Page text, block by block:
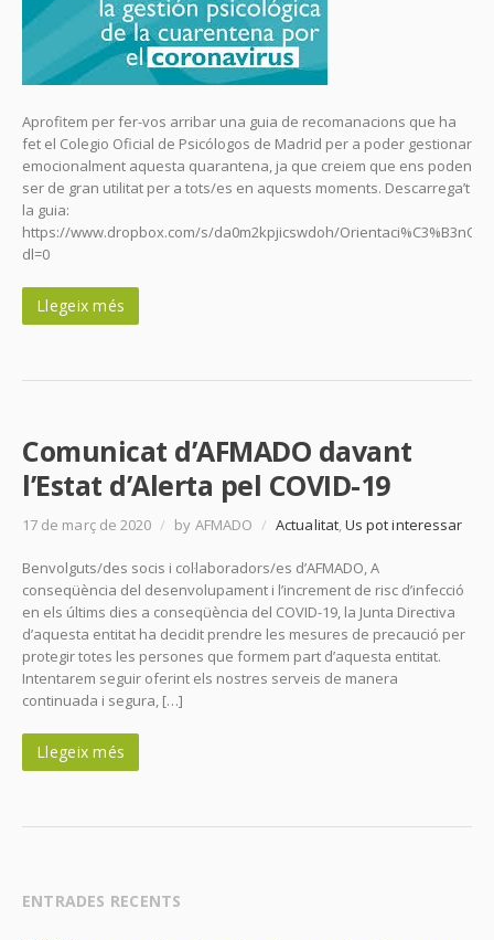
Aprofitem per fer-vos arribar una guia de recomanacions que ha
fet el Colegio Oficial de Psicólogos de Madrid per a poder gestionar
emocionalment aquesta quarantena, ja que creiem que ens poden
ser de gran utilitat per a tots/es en aquests moments. Descarrega’t
la guia:
https://www.dropbox.com/s/da0m2kpjicswdoh/
dl=0
Llegeix més
Comunicat d’AFMADO davant
l’Estat d’Alerta pel COVID-19
17 de març de 2020 / by AFMADO / Actualitat,Us pot interessar
Benvolguts/des socis i col·laboradors/es d’AFMADO, A
conseqüència del desenvolupament i l’increment de risc d’infecció
en els últims dies a conseqüència del COVID-19, la Junta Directiva
d’aquesta entitat ha decidit prendre les mesures de precaució per
protegir totes les persones que formem part d’aquesta entitat.
Intentarem seguir oferint els nostres serveis de manera
continuada i segura, […]
Llegeix més
ENTRADES RECENTS